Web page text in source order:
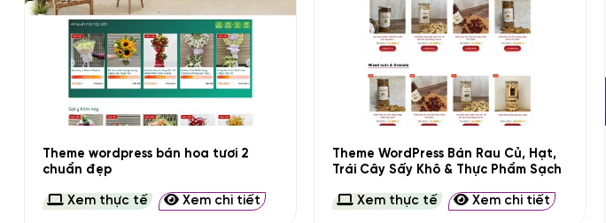
Theme wordpress bán hoa tươi 2
chuẩn đẹp
Xem thực tế Xem chi tiết
Theme WordPress Bán Rau Củ, Hạt,
Trái Cây Sấy Khô & Thực Phẩm Sạch
Xem thực tế Xem chi tiết